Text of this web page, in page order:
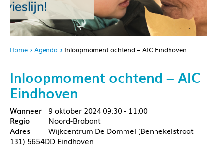
Home Agenda Inloopmoment ochtend – AIC Eindhoven
Inloopmoment ochtend – AIC
Eindhoven
9 oktober 202409:30 - 11:00
Noord-Brabant
Wijkcentrum De Dommel (Bennekelstraat
131) 5654DD Eindhoven